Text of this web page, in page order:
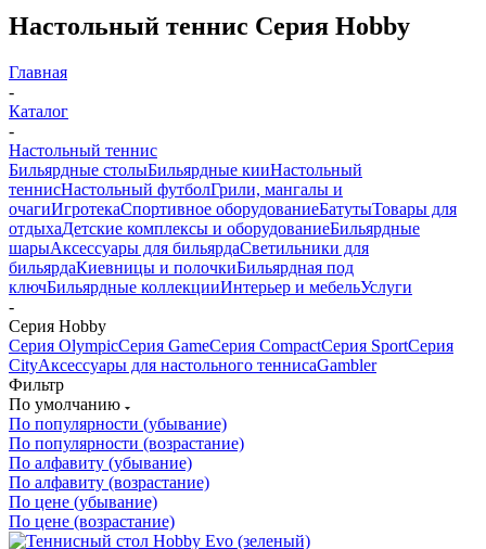
Настольный теннис Серия Hobby
Главная
-
Каталог
-
Настольный теннис
Бильярдные столыБильярдные кииНастольный
теннисНастольный футболГрили, мангалы и
очагиИгротекаСпортивное оборудованиеБатутыТовары для
отдыхаДетские комплексы и оборудованиеБильярдные
шарыАксессуары для бильярдаСветильники для
бильярдаКиевницы и полочкиБильярдная под
ключБильярдные коллекцииИнтерьер и мебельУслуги
-
Серия Hobby
Серия OlympicСерия GameСерия CompactСерия SportСерия
CityАксессуары для настольного теннисаGambler
Фильтр
По умолчанию
По популярности (убывание)
По популярности (возрастание)
По алфавиту (убывание)
По алфавиту (возрастание)
По цене (убывание)
По цене (возрастание)